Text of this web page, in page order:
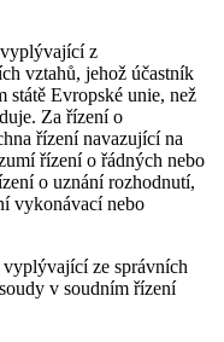
vyplývající z
vztahů, jehož účastník
státě Evropské unie, než
Za řízení o
řízení navazující na
řízení o řádných nebo
o uznání rozhodnutí,
vykonávací nebo
vyplývající ze správních
v soudním řízení